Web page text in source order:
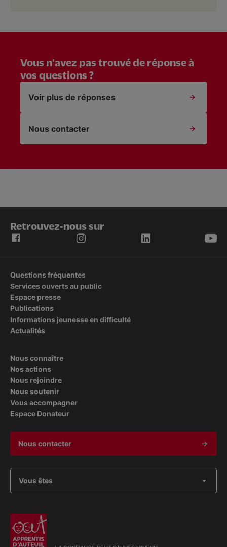
Vous n'avez pas trouvé de réponse à
vos questions ?
Voir plus de réponses
Nous contacter
Retrouvez-nous sur
Questions fréquentes
Services ouverts au public
Espace presse
Publications
Informations jeunesse en difficulté
Actualités
Nous connaître
Nos actions
Nous rejoindre
Nous soutenir
Vous accompagner
Espace Donateur
Nous contacter
Vous êtes